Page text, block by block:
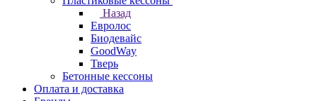
Назад
Евролос
Биодевайс
GoodWay
Тверь
Бетонные кессоны
Оплата и доставка